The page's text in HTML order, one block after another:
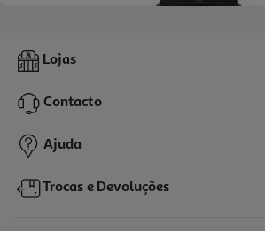
Portátil Asus Vivobook F1605va-74alhdpb1
Ram:16gb 1tb)
799,99 €
Lojas
Contacto
Ajuda
Trocas e Devoluções